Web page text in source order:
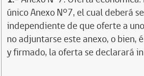
único Anexo N°7, el cual deberá
independiente de que oferte a
no adjuntarse este anexo, o
y firmado, la oferta se declarará